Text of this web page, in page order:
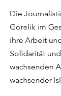
Die
Gorelik im
ihre Arbeit
Solidarität
wachsenden
wachsender